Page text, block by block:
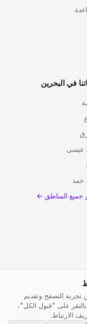
التصفح وتقديم
على "قبول الكل"،
الارتباط.
في البحرين
عيسى
حمد
المناطق ←
سياسة الخصوصية